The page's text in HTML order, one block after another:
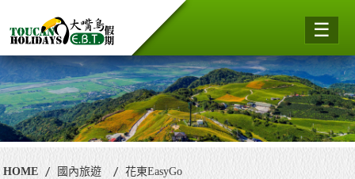
☰
HOME 國內旅遊
花東EasyGo